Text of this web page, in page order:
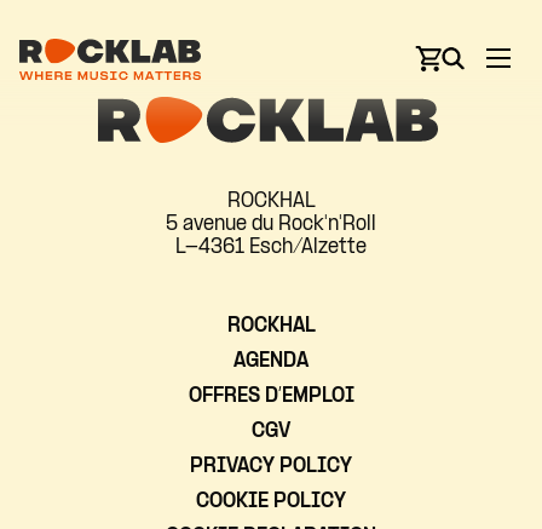
ROCKHAL
5 avenue du Rock'n'Roll
L-4361 Esch/Alzette
ROCKHAL
AGENDA
OFFRES D’EMPLOI
CGV
PRIVACY POLICY
COOKIE POLICY